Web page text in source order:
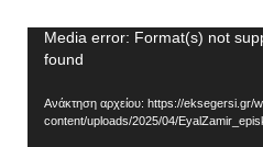
Πρόγραμμα
Αναπαραγωγής
Βίντεο
Media error: Format(s) not
found
Ανάκτηση αρχείου: https://eksegersi.gr/
content/uploads/2025/04/